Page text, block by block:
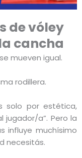
de vóley
cancha
mueven igual.
rodillera.
solo por estética,
jugador/a”. Pero la
influye muchísimo
necesitás.